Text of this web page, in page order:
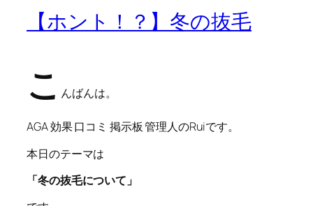
【ホント！？】冬の抜毛
こ んばんは。
AGA 効果 口コミ 掲示板 管理人のRuiです。
本日のテーマは
「冬の抜毛について」